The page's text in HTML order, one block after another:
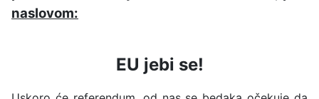
naslovom:
EU jebi se!